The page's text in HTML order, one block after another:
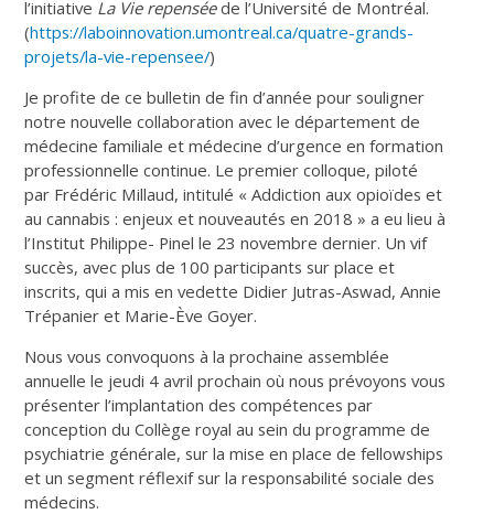
l’initiative La Vie repenséede l’Université de Montréal.
(https://laboinnovation.umontreal.ca/quatre-grands-
projets/la-vie-repensee/)
Je profite de ce bulletin de fin d’année pour souligner
notre nouvelle collaboration avec le département de
médecine familiale et médecine d’urgence en formation
professionnelle continue. Le premier colloque, piloté
par Frédéric Millaud, intitulé « Addiction aux opioïdes et
au cannabis : enjeux et nouveautés en 2018 » a eu lieu à
l’Institut Philippe- Pinel le 23 novembre dernier. Un vif
succès, avec plus de 100 participants sur place et
inscrits, qui a mis en vedette Didier Jutras-Aswad, Annie
Trépanier et Marie-Ève Goyer.
Nous vous convoquons à la prochaine assemblée
annuelle le jeudi 4 avril prochain où nous prévoyons vous
présenter l’implantation des compétences par
conception du Collège royal au sein du programme de
psychiatrie générale, sur la mise en place de fellowships
et un segment réflexif sur la responsabilité sociale des
médecins.